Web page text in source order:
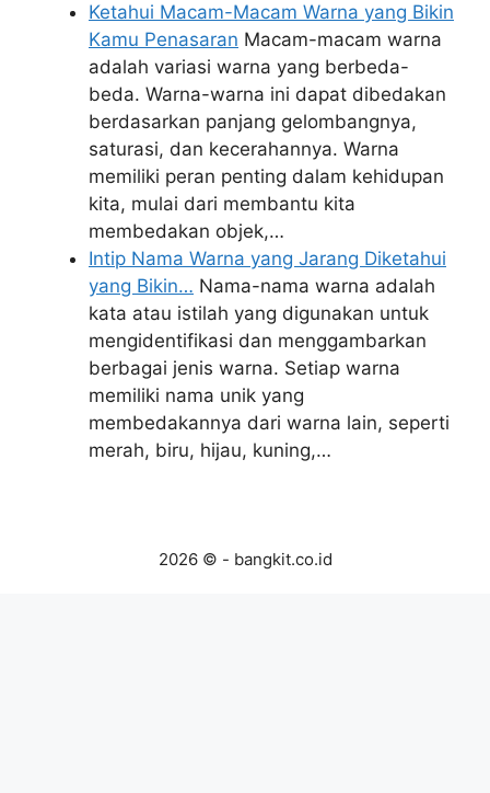
Ketahui Macam-Macam Warna yang Bikin
Kamu Penasaran Macam-macam warna
adalah variasi warna yang berbeda-
beda. Warna-warna ini dapat dibedakan
berdasarkan panjang gelombangnya,
saturasi, dan kecerahannya. Warna
memiliki peran penting dalam kehidupan
kita, mulai dari membantu kita
membedakan objek,…
Intip Nama Warna yang Jarang Diketahui
yang Bikin… Nama-nama warna adalah
kata atau istilah yang digunakan untuk
mengidentifikasi dan menggambarkan
berbagai jenis warna. Setiap warna
memiliki nama unik yang
membedakannya dari warna lain, seperti
merah, biru, hijau, kuning,…
2026 © - bangkit.co.id